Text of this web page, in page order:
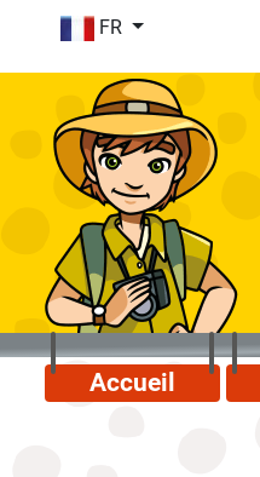
FR
Accueil